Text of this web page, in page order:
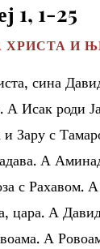
1, 1-25
ХРИСТА И
сина
Исак роди
и Зару с
А
с Рахавом.
цара. А
А